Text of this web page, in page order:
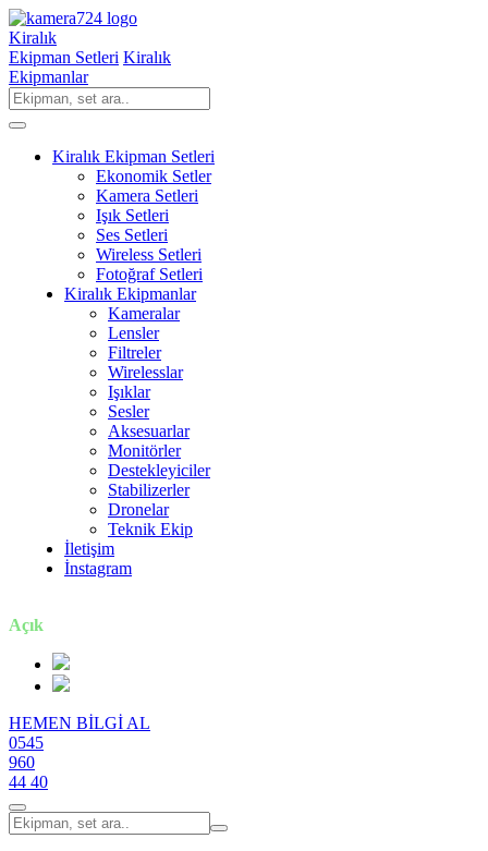
Kiralık
Ekipman Setleri Kiralık
Ekipmanlar
Kiralık Ekipman Setleri
Ekonomik Setler
Kamera Setleri
Işık Setleri
Ses Setleri
Wireless Setleri
Fotoğraf Setleri
Kiralık Ekipmanlar
Kameralar
Lensler
Filtreler
Wirelesslar
Işıklar
Sesler
Aksesuarlar
Monitörler
Destekleyiciler
Stabilizerler
Dronelar
Teknik Ekip
İletişim
İnstagram
Açık
HEMEN BİLGİ AL
0545
960
44 40